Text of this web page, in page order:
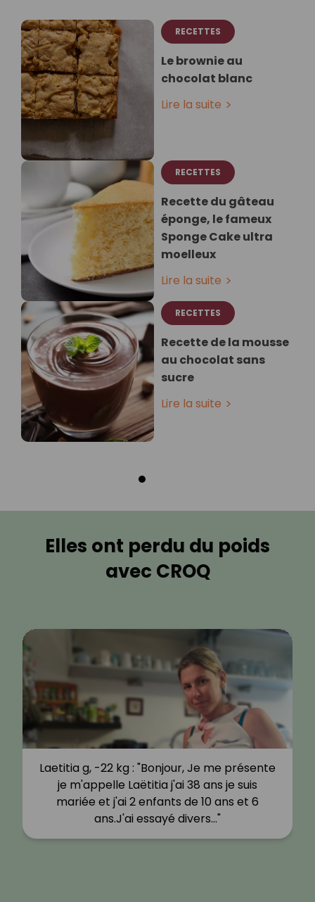
RECETTES
Le brownie au
chocolat blanc
Lire la suite
RECETTES
Recette du gâteau
éponge, le fameux
Sponge Cake ultra
moelleux
Lire la suite
RECETTES
Recette de la mousse
au chocolat sans
sucre
Lire la suite
Elles ont perdu du poids
avec CROQ
Sandra R, -20 kg : "J’ai donc toujours été
une bonne vivante qui se faisait plaisir en
mangeant des gâteaux et en mangeant
des burgers. L'arrivée du…"